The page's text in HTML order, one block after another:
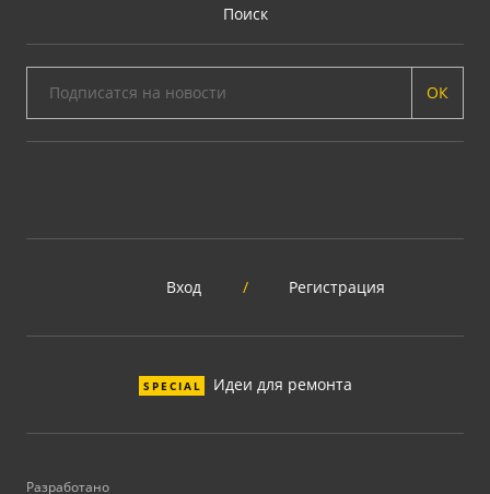
Поиск
ОК
Вход / Регистрация
SPECIAL Идеи для ремонта
Разработано